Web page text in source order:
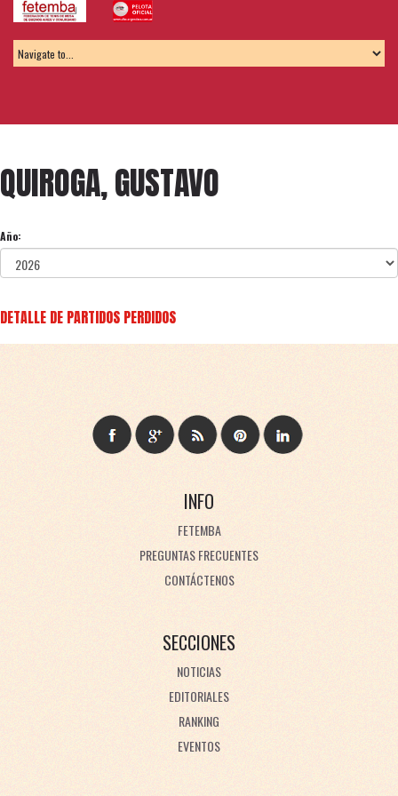
QUIROGA, GUSTAVO
Año:
DETALLE DE PARTIDOS PERDIDOS
INFO
FETEMBA
PREGUNTAS FRECUENTES
CONTÁCTENOS
SECCIONES
NOTICIAS
EDITORIALES
RANKING
EVENTOS